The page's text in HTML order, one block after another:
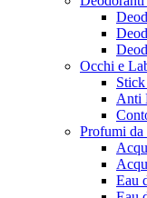
Occhi e
Anti
Profumi
Eau